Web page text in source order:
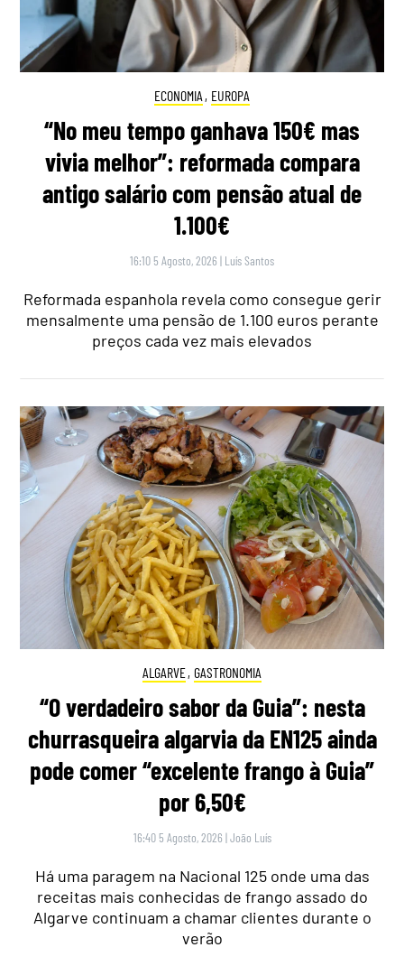
ECONOMIA , EUROPA
“No meu tempo ganhava 150€ mas
vivia melhor”: reformada compara
antigo salário com pensão atual de
1.100€
16:10 5 Agosto, 2026 | Luís Santos
Reformada espanhola revela como consegue gerir
mensalmente uma pensão de 1.100 euros perante
preços cada vez mais elevados
ALGARVE, GASTRONOMIA
“O verdadeiro sabor da Guia”: nesta
churrasqueira algarvia da EN125 ainda
pode comer “excelente frango à Guia”
por 6,50€
16:40 5 Agosto, 2026 |João Luís
Há uma paragem na Nacional 125 onde uma das
receitas mais conhecidas de frango assado do
Algarve continuam a chamar clientes durante o
verão